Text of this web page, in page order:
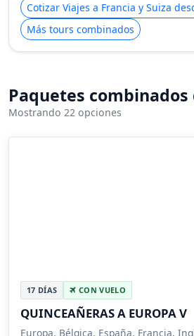
Cotizar Viajes a Francia y Suiza
Más tours combinados
Paquetes
Mostrando 22 opciones
17 DÍAS CON VUELO
QUINCEAÑERAS A EUROPA V
Europa, Bélgica, España, Francia,